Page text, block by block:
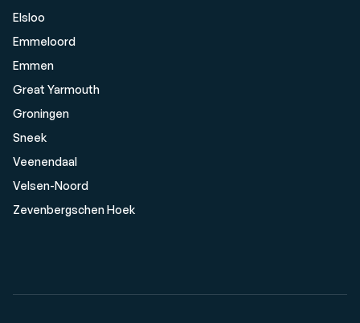
Elsloo
Emmeloord
Emmen
Great Yarmouth
Groningen
Sneek
Veenendaal
Velsen-Noord
Zevenbergschen Hoek